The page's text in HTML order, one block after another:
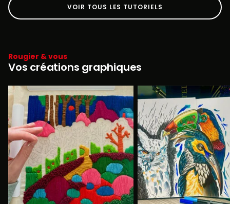
VOIR TOUS LES TUTORIELS
Rougier & vous
Vos créations graphiques